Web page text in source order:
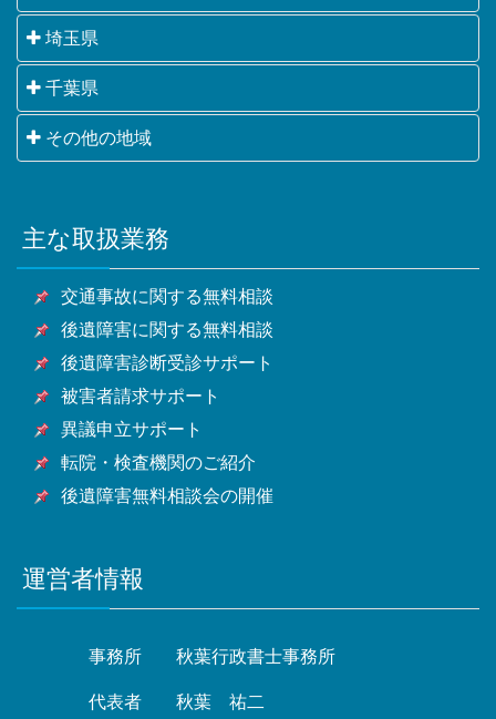
千代田区・中央区・港区・新宿区・文京区・台東区・
墨田区・江東区・品川区・目黒区・大田区・世田谷
区・渋谷区・中野区・杉並区・豊島区・北区・荒川
区・板橋区・練馬区・足立区・葛飾区・江戸川区・八
王子市・立川市・武蔵野市・三鷹市・青梅市・府中
市・東大和市・清瀬市・東久留米市・武蔵村山市・多
摩市・稲城市・羽村市・あきる野市・西東京市他東京
都全域
埼玉県
さいたま市・川越市・熊谷市・川口市・行田市・秩父
市・所沢市・飯能市・加須市・本庄市・東松山市・春
日部市・狭山市・羽生市・鴻巣市・深谷市・上尾市・
潮市・富士見市・三郷市・蓮田市・坂戸市・幸手市・
鶴ヶ島市・日高市・吉川市・ふじみ野市・白岡市他埼
千葉県
千葉市・銚子市・市川市・船橋市・館山市・木更津
市・松戸市・野田市・茂原市・成田市・佐倉市・東金
市・富津市・浦安市・四街道市・袖ケ浦市・八街市・
印西市・白井市・富里市・南房総市・匝瑳市・香取
市・山武市・いすみ市・大網白里市他千葉県全域
その他の地域
甲府市・山梨市・南アルプス市他山梨県全域・長野
県・静岡県等
主な取扱業務
交通事故に関する無料相談
後遺障害に関する無料相談
後遺障害診断受診サポート
被害者請求サポート
異議申立サポート
転院・検査機関のご紹介
後遺障害無料相談会の開催
運営者情報
事務所 秋葉行政書士事務所
代表者 秋葉 祐二